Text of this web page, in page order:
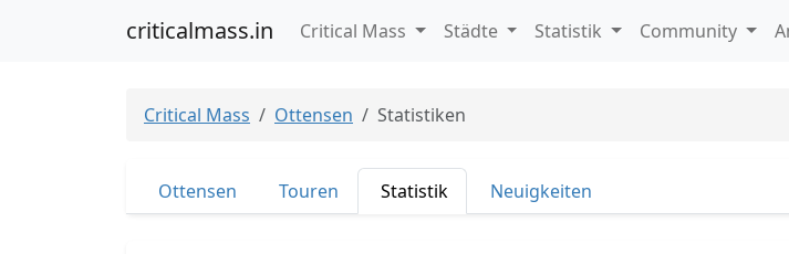
criticalmass.in Critical Mass Städte Statistik Community
Critical Mass Ottensen Statistiken
Ottensen Touren Statistik Neuigkeiten